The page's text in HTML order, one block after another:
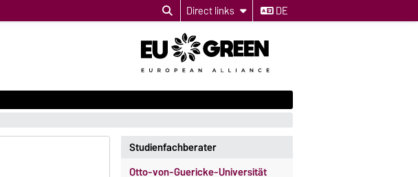
Direct links DE
Studienfachberater
Otto-von-Guericke-Universität